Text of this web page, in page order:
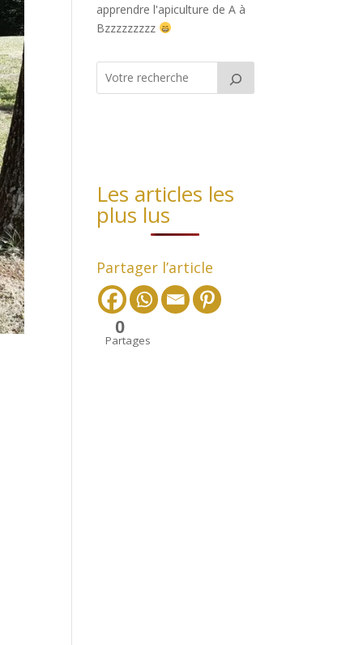
apprendre l'apiculture de A à
Bzzzzzzzzz
Les articles les
plus lus
Partager l’article
0
Partages